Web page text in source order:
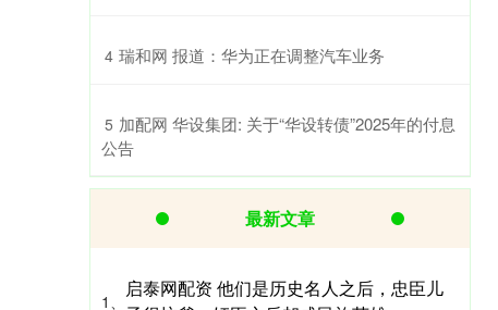
4 ​瑞和网 报道：华为正在调整汽车业务
5 ​加配网 华设集团: 关于“华设转债”2025年的付息
公告
最新文章
1、
启泰网配资 他们是历史名人之后，忠臣儿